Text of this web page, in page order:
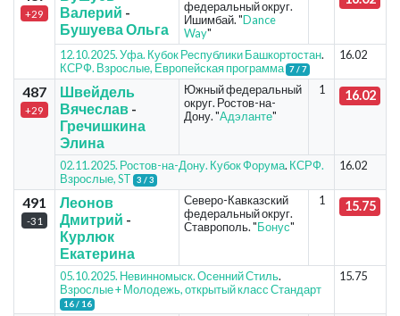
+29
Валерий -
Бушуева Ольга
федеральный округ.
Ишимбай. "Dance
Way"
12.10.2025. Уфа. Кубок Республики Башкортостан.
КСРФ. Взрослые, Европейская программа 7 / 7
16.02
487
+29
Швейдель
Вячеслав-
Гречишкина
Элина
Южный федеральный
округ. Ростов-на-
Дону. "Адэланте"
1 16.02
02.11.2025. Ростов-на-Дону. Кубок Форума. КСРФ.
Взрослые, ST
3 / 3
16.02
491
-31
Леонов
Дмитрий -
Курлюк
Екатерина
Северо-Кавказский
федеральный округ.
Ставрополь. "Бонус"
1 15.75
05.10.2025. Невинномыск. Осенний Стиль.
Взрослые + Молодежь, открытый класс Стандарт
16 / 16
15.75